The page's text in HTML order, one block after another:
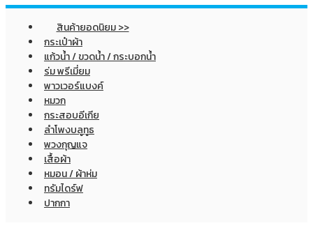
สินค้ายอดนิยม >>
กระเป๋าผ้า
แก้วน้ำ / ขวดน้ำ / กระบอกน้ำ
ร่ม พรีเมี่ยม
พาวเวอร์แบงค์
หมวก
กระสอบอีเกีย
ลำโพงบลูทูธ
พวงกุญแจ
เสื้อผ้า
หมอน / ผ้าห่ม
ทรัมไดร์ฟ
ปากกา